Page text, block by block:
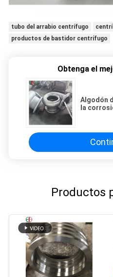
tubo del arrabio centrífugo
productos de bastidor centrífugo
Obtenga el
Algodón
la
Productos